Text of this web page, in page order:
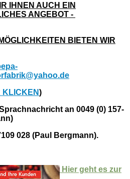
IHNEN AUCH EIN
ANGEBOT -
BIETEN WIR
KLICKEN)
an 0049 (0) 157-
028 (Paul Bergmann).
Hier geht es zur